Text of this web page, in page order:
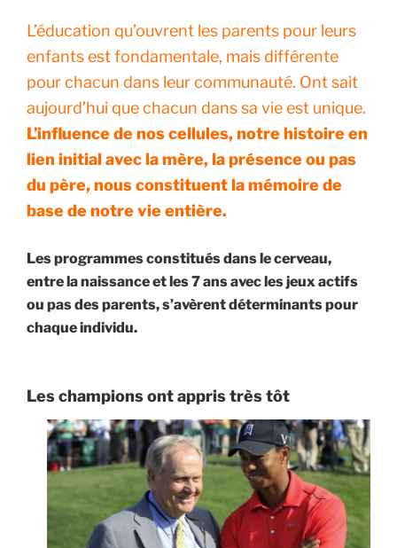
L’éducation qu’ouvrent les parents pour leurs
enfants est fondamentale, mais différente
pour chacun dans leur communauté. Ont sait
aujourd’hui que chacun dans sa vie est unique.
L’influence de nos cellules, notre histoire en
lien initial avec la mère, la présence ou pas
du père, nous constituent la mémoire de
base de notre vie entière.
Les programmes constitués dans le cerveau,
entre la naissance et les 7 ans avec les jeux actifs
ou pas des parents, s’avèrent déterminants pour
chaque individu.
Les champions ont appris très tôt